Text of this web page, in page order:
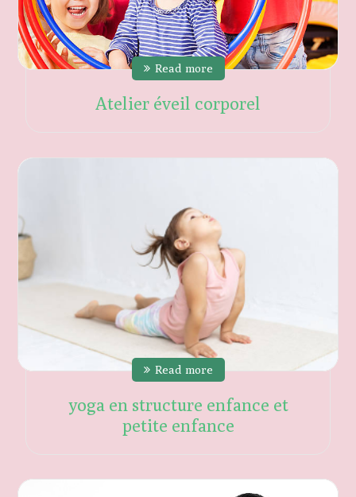
Read more
Atelier éveil corporel
Read more
yoga en structure enfance et
petite enfance